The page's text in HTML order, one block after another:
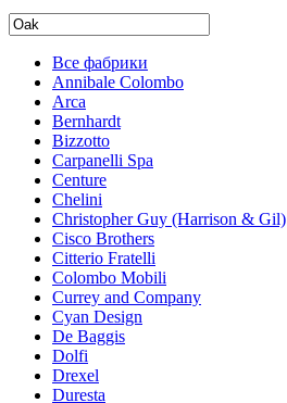
Все фабрики
Annibale Colombo
Arca
Bernhardt
Bizzotto
Carpanelli Spa
Centure
Chelini
Christopher Guy (Harrison & Gil)
Cisco Brothers
Citterio Fratelli
Colombo Mobili
Currey and Company
Cyan Design
De Baggis
Dolfi
Drexel
Duresta